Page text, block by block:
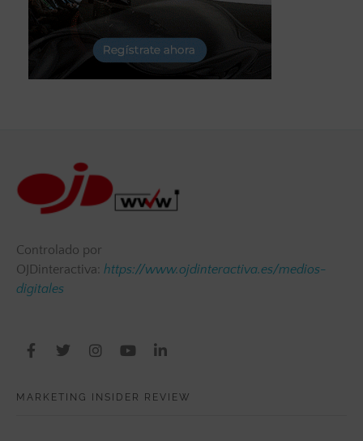
Controlado por
OJDinteractiva: https://www.ojdinteractiva.es/medios-
digitales
MARKETING INSIDER REVIEW